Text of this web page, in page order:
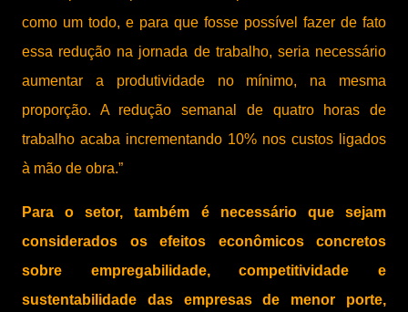
como um todo, e para que fosse possível fazer de fato
essa redução na jornada de trabalho, seria necessário
aumentar a produtividade no mínimo, na mesma
proporção. A redução semanal de quatro horas de
trabalho acaba incrementando 10% nos custos ligados
à mão de obra.”
Para o setor, também é necessário que sejam
considerados os efeitos econômicos concretos
sobre empregabilidade, competitividade e
sustentabilidade das empresas de menor porte,